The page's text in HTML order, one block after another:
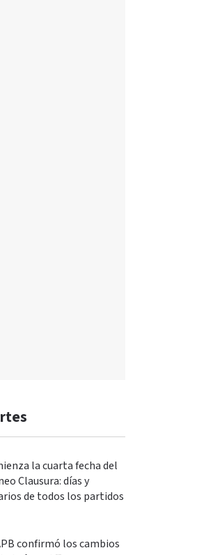
la cuarta fecha del
Clausura: días y
de todos los partidos
confirmó los cambios